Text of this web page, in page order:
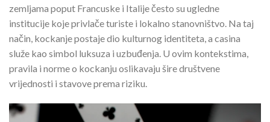
zemljama poput Francuske i Italije često su ugledne
institucije koje privlače turiste i lokalno stanovništvo. Na taj
način, kockanje postaje dio kulturnog identiteta, a casina
služe kao simbol luksuza i uzbuđenja. U ovim kontekstima,
pravila i norme o kockanju oslikavaju šire društvene
vrijednosti i stavove prema riziku.